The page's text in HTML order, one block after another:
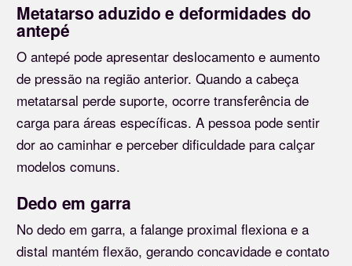
Metatarso aduzido e deformidades do
antepé
O antepé pode apresentar deslocamento e aumento
de pressão na região anterior. Quando a cabeça
metatarsal perde suporte, ocorre transferência de
carga para áreas específicas. A pessoa pode sentir
dor ao caminhar e perceber dificuldade para calçar
modelos comuns.
Dedo em garra
No dedo em garra, a falange proximal flexiona e a
distal mantém flexão, gerando concavidade e contato